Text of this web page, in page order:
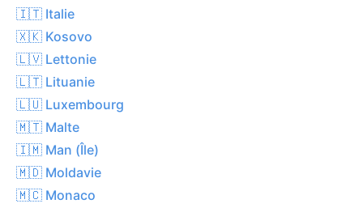
🇮🇹 Italie
🇽🇰 Kosovo
🇱🇻 Lettonie
🇱🇹 Lituanie
🇱🇺 Luxembourg
🇲🇹 Malte
🇮🇲 Man (Île)
🇲🇩 Moldavie
🇲🇨 Monaco